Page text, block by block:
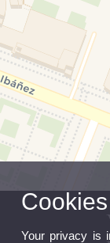
Your privacy is